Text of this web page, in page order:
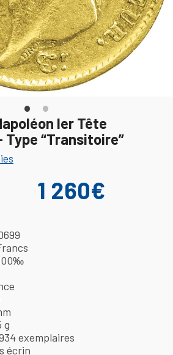
Ier Tête
Type “Transitoire”
1 260€
g
exemplaires
écrin